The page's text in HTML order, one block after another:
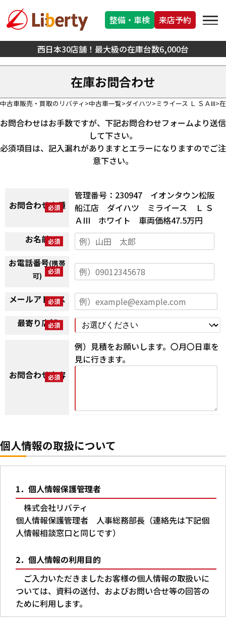
西日本30店舗！最大級の在庫台数6,000台
整備・車検 来店予約
在庫お問合わせ
中古車販売・買取のリバティ 中古車一覧 ダイハツ ミライース Ｌ ＳＡIII
お問合わせはお手数ですが、下記お問合わせフォームより送信
して下さい。
必須項目は、記入漏れがありますとエラーになりますのでご注
意下さい。
お問合わせ車種
管理番号：230947 イオンタウン松阪
船江店 ダイハツ ミライース Ｌ Ｓ
ＡIII ホワイト 車両価格47.5万円
お名前
お電話番号(携帯
可)
メールアドレス
最寄り店舗
お問合わせ内容
例）見積をお願いします。〇月〇日車を
見に行きます。
個人情報の取扱について
1．個人情報保護管理者
株式会社リバティ
個人情報保護管理者 人事総務部長（連絡先は下記個
人情報相談窓口と同じです）
2．個人情報の利用目的
ご入力いただきましたお客様の個人情報の取扱いに
ついては、資料の送付、およびお問い合せ等の回答の
ために利用します。